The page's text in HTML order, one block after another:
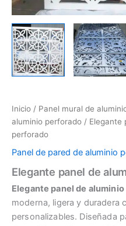
Inicio / Panel mural de
aluminio perforado / Elegante
perforado
Panel de pared de aluminio
Elegante panel de
Elegante panel de
moderna, ligera y duradera
personalizables. Diseñada